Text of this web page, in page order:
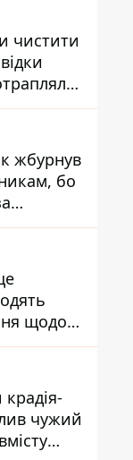
чистити
жбурнув
бо
щодо
чужий